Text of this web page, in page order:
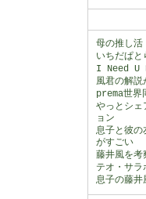
母の推し活
いちだぱ
I Need U
風君の解説
prema世界
やっとシェ
ョン
息子と彼の
がすごい
藤井風を考
テオ・サ
息子の藤井